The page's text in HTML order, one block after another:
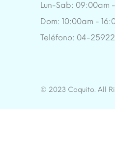
Lun-Sab: 09:00am
Dom: 10:00am -
Teléfono: 04-
© 2023 Coquito. All